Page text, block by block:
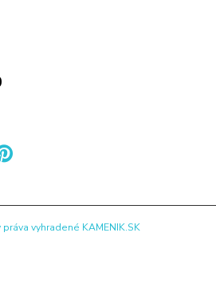
vyhradené KAMENIK.SK